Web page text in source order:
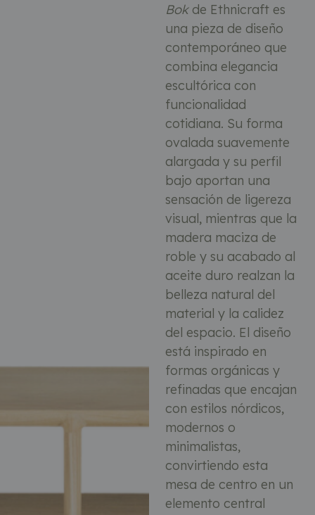
Bokde Ethnicraft es
una pieza de diseño
contemporáneo que
combina elegancia
escultórica con
funcionalidad
cotidiana. Su forma
ovalada suavemente
alargada y su perfil
bajo aportan una
sensación de ligereza
visual, mientras que la
madera maciza de
roble y su acabado al
aceite duro realzan la
belleza natural del
material y la calidez
del espacio. El diseño
está inspirado en
formas orgánicas y
refinadas que encajan
con estilos nórdicos,
modernos o
minimalistas,
convirtiendo esta
mesa de centro en un
elemento central